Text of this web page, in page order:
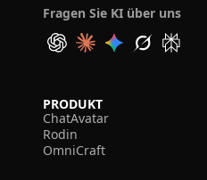
Fragen Sie KI über uns
PRODUKT
ChatAvatar
Rodin
OmniCraft